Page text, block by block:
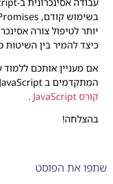
יותר לטיפול צורה
כיצד להמיר בין השיטות
אם מעניין אותכם
המתקדמים ב JavaScript אתם מוזמנים להתייעץ איתנו על
קורס JavaScript
.
בהצלחה!
שתפו את הפוסט